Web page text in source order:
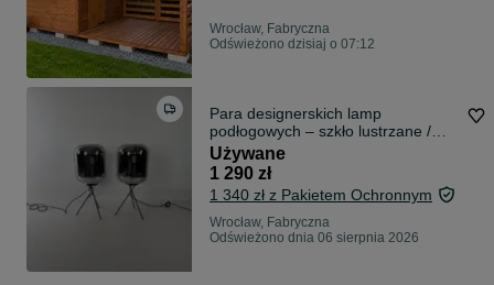
Wrocław, Fabryczna
Odświeżono dzisiaj o 07:12
Para designerskich lamp
podłogowych – szkło lustrzane /
smoke glass | 69 cm
Używane
1 290 zł
1 340 zł z Pakietem Ochronnym
Wrocław, Fabryczna
Odświeżono dnia 06 sierpnia 2026